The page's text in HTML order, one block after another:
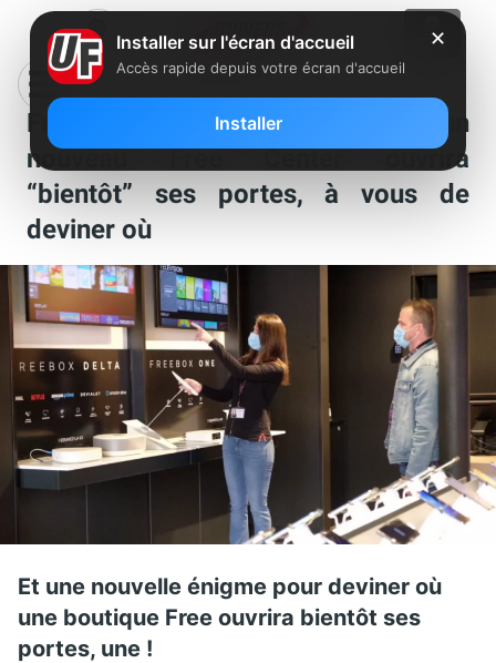
Free continue sur sa lancée, un
nouveau Free Center ouvrira
“bientôt” ses portes, à vous de
deviner où
Et une nouvelle énigme pour deviner où
une boutique Free ouvrira bientôt ses
portes, une !
✕
Installer sur l'écran d'accueil
Accès rapide depuis votre écran d'accueil
Installer